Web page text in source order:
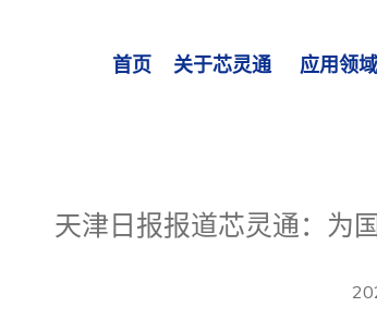
首页 关于芯灵通 应用领域
天津日报报道芯灵通：为